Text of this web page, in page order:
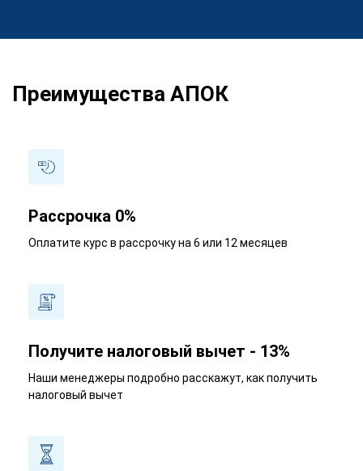
Преимущества АПОК
Рассрочка 0%
Оплатите курс в рассрочку на 6 или 12 месяцев
Получите налоговый вычет - 13%
Наши менеджеры подробно расскажут, как получить
налоговый вычет